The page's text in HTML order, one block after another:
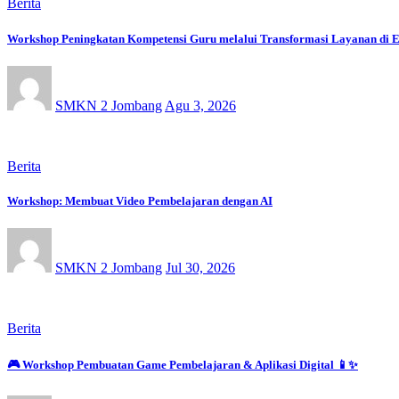
Berita
Workshop Peningkatan Kompetensi Guru melalui Transformasi Layanan di
SMKN 2 Jombang Agu 3, 2026
Berita
Workshop: Membuat Video Pembelajaran dengan AI
SMKN 2 Jombang Jul 30, 2026
Berita
🎮 Workshop Pembuatan Game Pembelajaran & Aplikasi Digital 📱✨